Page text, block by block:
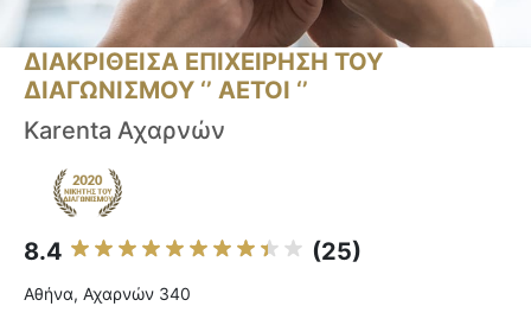
ΔΙΑΚΡΙΘΕΙΣΑ ΕΠΙΧΕΙΡΗΣΗ ΤΟΥ
ΔΙΑΓΩΝΙΣΜΟΥ ‘’ ΑΕΤΟΙ ‘’
Karenta Αχαρνών
8.4 (25)
Αθήνα, Αχαρνών 340